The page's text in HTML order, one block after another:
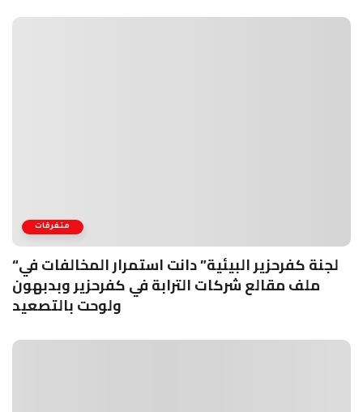
متفرقات
“لجنة كفرحزير البيئية” دانت استمرار المخالفات في
ملف مقالع شركات الترابة في كفرحزير وبدبهون
ولوحت بالتصعيد